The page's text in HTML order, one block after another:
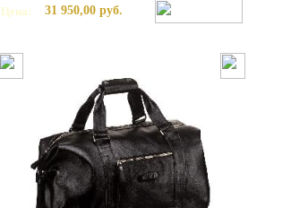
Цена:
31 950,00 руб.